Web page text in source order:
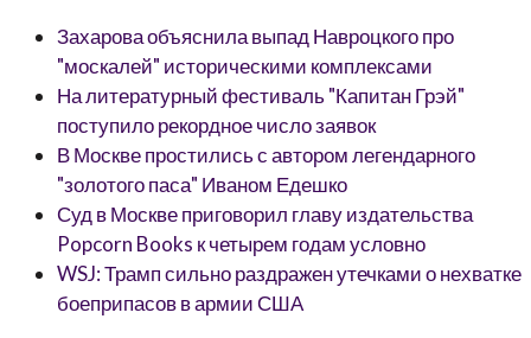
Захарова объяснила выпад Навроцкого про
"москалей" историческими комплексами
На литературный фестиваль "Капитан Грэй"
поступило рекордное число заявок
В Москве простились с автором легендарного
"золотого паса" Иваном Едешко
Суд в Москве приговорил главу издательства
Popcorn Books к четырем годам условно
WSJ: Трамп сильно раздражен утечками о нехватке
боеприпасов в армии США